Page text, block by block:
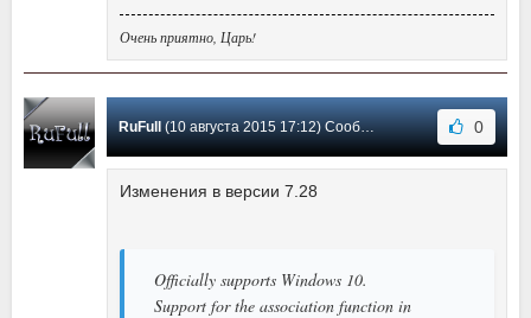
Очень приятно, Царь!
RuFull(10 августа 2015 17:12) Сообщение #28 0
Изменения в версии 7.28
Officially supports Windows 10.
Support for the association function in